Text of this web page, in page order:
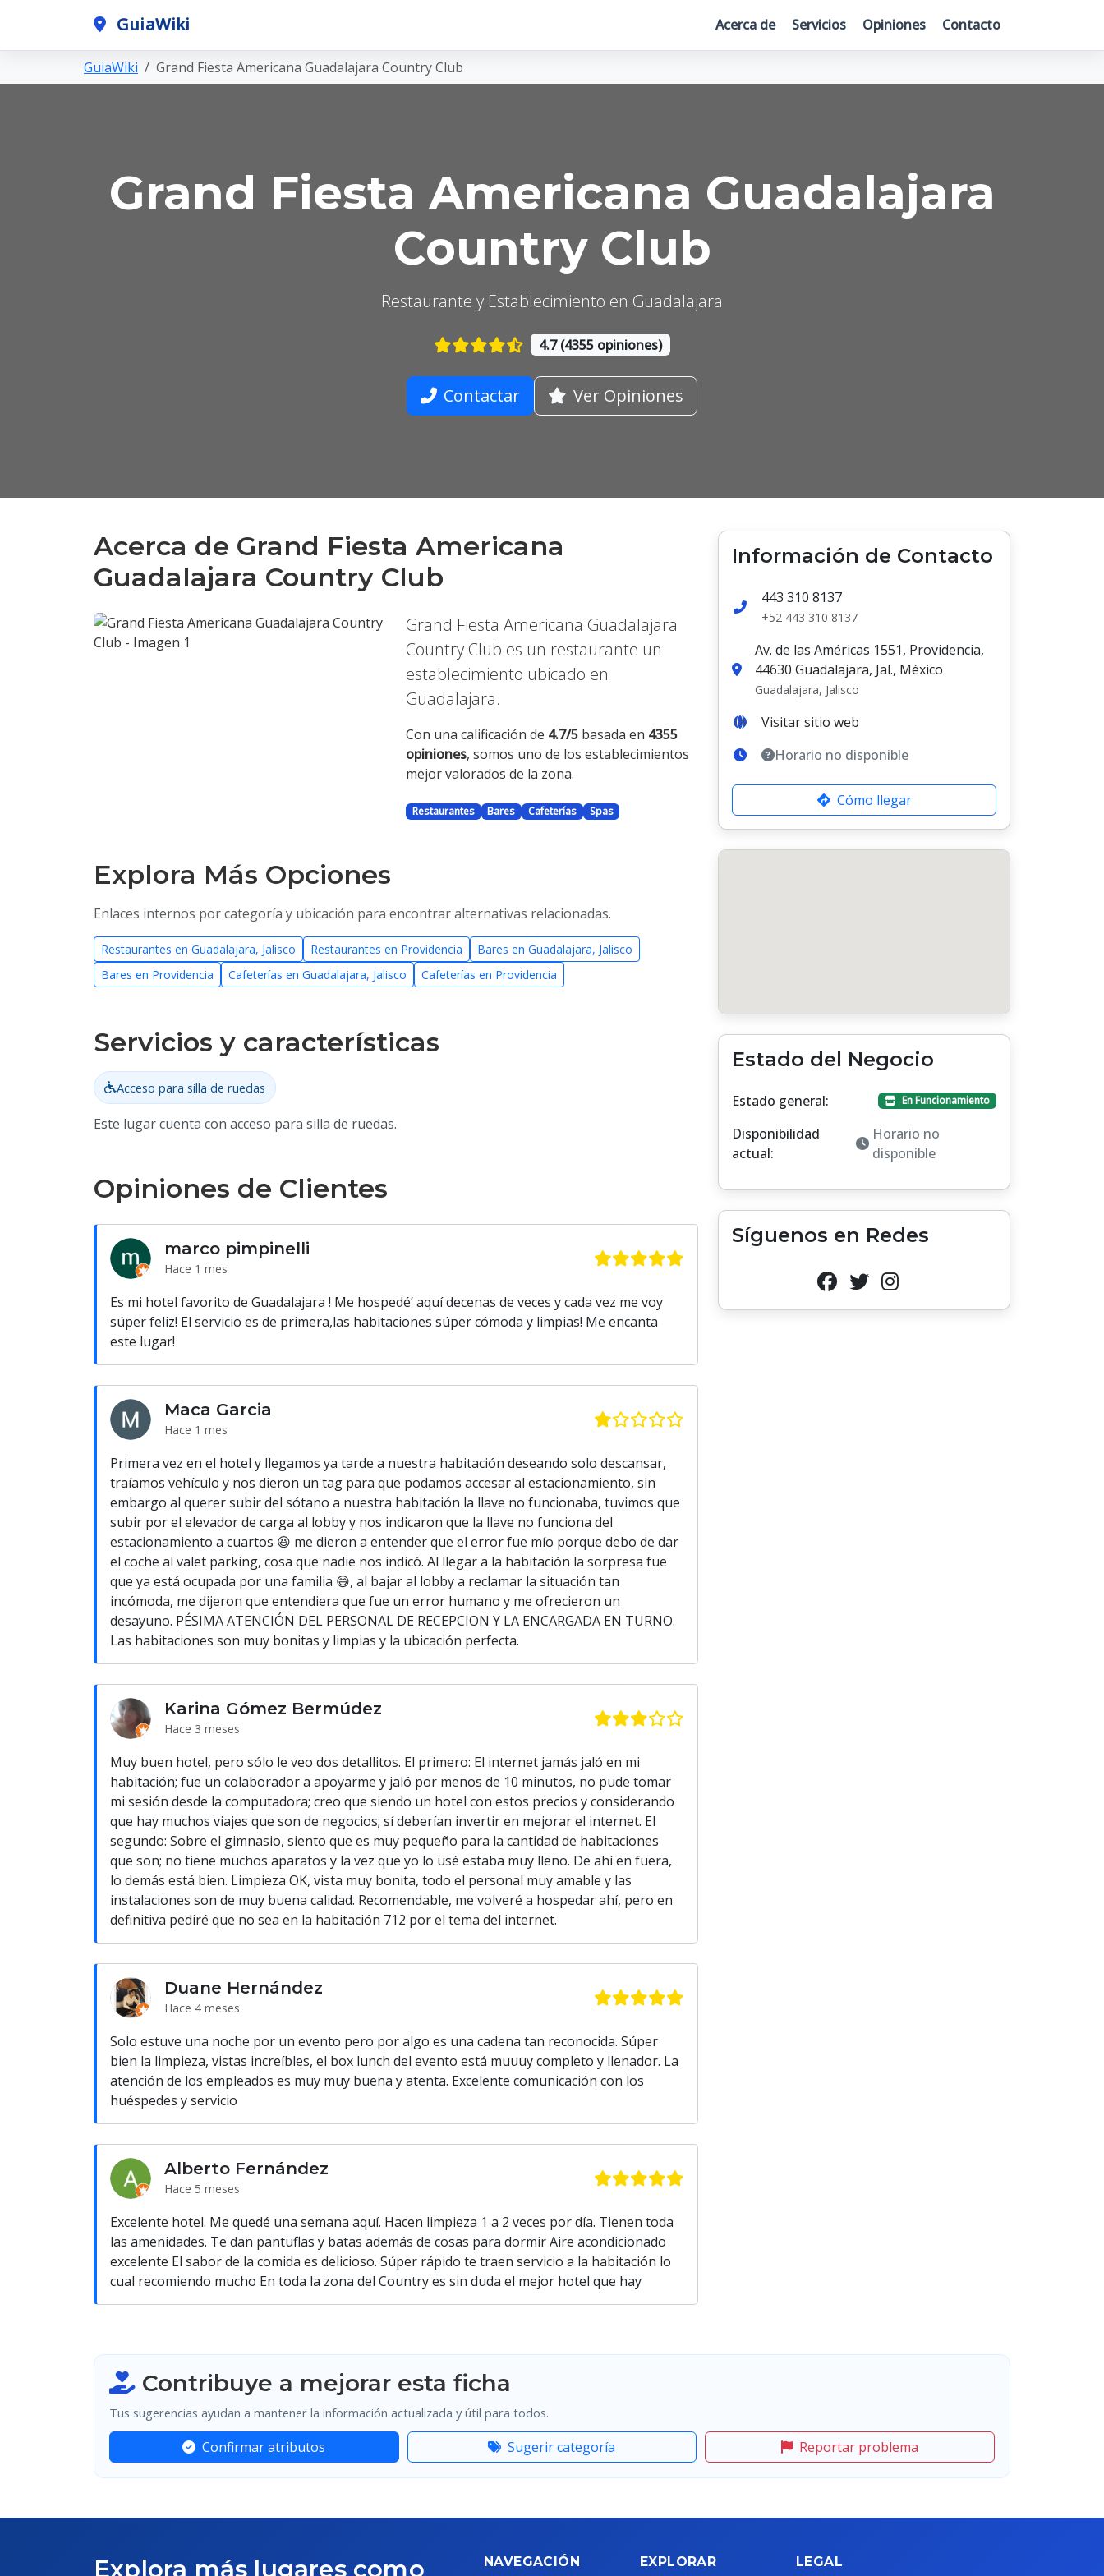
GuiaWiki Acerca de Servicios Opiniones Contacto
GuiaWiki Grand Fiesta Americana Guadalajara Country Club
Grand Fiesta Americana Guadalajara
Country Club
Restaurante y Establecimiento en Guadalajara
4.7 (4355 opiniones)
Contactar Ver Opiniones
Acerca de Grand Fiesta Americana
Guadalajara Country Club
Siguiente
Grand Fiesta Americana Guadalajara
Country Club es un restaurante un
establecimiento ubicado en
Guadalajara.
Con una calificación de 4.7/5 basada en 4355
opiniones, somos uno de los establecimientos
mejor valorados de la zona.
Restaurantes Bares Cafeterías Spas
Explora Más Opciones
Enlaces internos por categoría y ubicación para encontrar alternativas relacionadas.
Restaurantes en Guadalajara, Jalisco Restaurantes en Providencia
Bares en Guadalajara, Jalisco
Bares en Providencia
Cafeterías en Guadalajara, Jalisco Cafeterías en Providencia
Servicios y características
Acceso para silla de ruedas
Este lugar cuenta con acceso para silla de ruedas.
Opiniones de Clientes
marco pimpinelli
Hace 1 mes
Es mi hotel favorito de Guadalajara ! Me hospedé’ aquí decenas de veces y cada vez me voy
súper feliz! El servicio es de primera,las habitaciones súper cómoda y limpias! Me encanta
este lugar!
Maca Garcia
Hace 1 mes
Primera vez en el hotel y llegamos ya tarde a nuestra habitación deseando solo descansar,
traíamos vehículo y nos dieron un tag para que podamos accesar al estacionamiento, sin
embargo al querer subir del sótano a nuestra habitación la llave no funcionaba, tuvimos que
subir por el elevador de carga al lobby y nos indicaron que la llave no funciona del
estacionamiento a cuartos 😆 me dieron a entender que el error fue mío porque debo de dar
el coche al valet parking, cosa que nadie nos indicó. Al llegar a la habitación la sorpresa fue
que ya está ocupada por una familia 😅, al bajar al lobby a reclamar la situación tan
incómoda, me dijeron que entendiera que fue un error humano y me ofrecieron un
desayuno. PÉSIMA ATENCIÓN DEL PERSONAL DE RECEPCION Y LA ENCARGADA EN TURNO.
Las habitaciones son muy bonitas y limpias y la ubicación perfecta.
Karina Gómez Bermúdez
Hace 3 meses
Muy buen hotel, pero sólo le veo dos detallitos. El primero: El internet jamás jaló en mi
habitación; fue un colaborador a apoyarme y jaló por menos de 10 minutos, no pude tomar
mi sesión desde la computadora; creo que siendo un hotel con estos precios y considerando
que hay muchos viajes que son de negocios; sí deberían invertir en mejorar el internet. El
segundo: Sobre el gimnasio, siento que es muy pequeño para la cantidad de habitaciones
que son; no tiene muchos aparatos y la vez que yo lo usé estaba muy lleno. De ahí en fuera,
lo demás está bien. Limpieza OK, vista muy bonita, todo el personal muy amable y las
instalaciones son de muy buena calidad. Recomendable, me volveré a hospedar ahí, pero en
definitiva pediré que no sea en la habitación 712 por el tema del internet.
Duane Hernández
Hace 4 meses
Solo estuve una noche por un evento pero por algo es una cadena tan reconocida. Súper
bien la limpieza, vistas increíbles, el box lunch del evento está muuuy completo y llenador. La
atención de los empleados es muy muy buena y atenta. Excelente comunicación con los
huéspedes y servicio
Alberto Fernández
Hace 5 meses
Excelente hotel. Me quedé una semana aquí. Hacen limpieza 1 a 2 veces por día. Tienen toda
las amenidades. Te dan pantuflas y batas además de cosas para dormir Aire acondicionado
excelente El sabor de la comida es delicioso. Súper rápido te traen servicio a la habitación lo
cual recomiendo mucho En toda la zona del Country es sin duda el mejor hotel que hay
Información de Contacto
443 310 8137
+52 443 310 8137
Av. de las Américas 1551, Providencia,
44630 Guadalajara, Jal., México
Guadalajara, Jalisco
Visitar sitio web
Horario no disponible
Cómo llegar
Estado del Negocio
Estado general: En Funcionamiento
Disponibilidad
actual:
Horario no
disponible
Síguenos en Redes
Contribuye a mejorar esta ficha
Tus sugerencias ayudan a mantener la información actualizada y útil para todos.
Confirmar atributos Sugerir categoría Reportar problema
Explora más lugares como NAVEGACIÓN EXPLORAR LEGAL